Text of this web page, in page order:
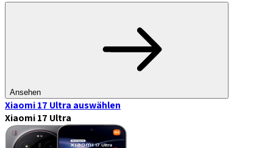
Ansehen
Xiaomi 17 Ultra auswählen
Xiaomi 17 Ultra